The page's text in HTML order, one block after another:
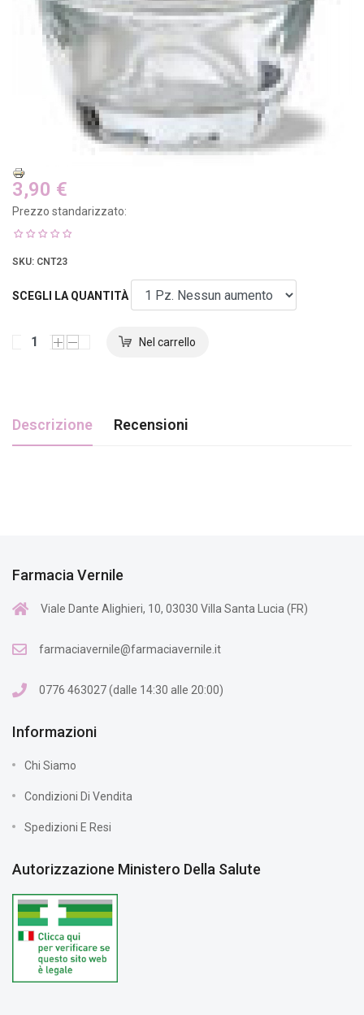
3,90 €
Prezzo standarizzato:
SKU: CNT23
SCEGLI LA QUANTITÀ
Descrizione Recensioni
Farmacia Vernile
Viale Dante Alighieri, 10, 03030 Villa Santa Lucia (FR)
farmaciavernile@farmaciavernile.it
0776 463027 (dalle 14:30 alle 20:00)
Informazioni
Chi Siamo
Condizioni Di Vendita
Spedizioni E Resi
Autorizzazione Ministero Della Salute